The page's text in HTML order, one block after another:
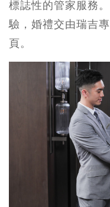
標誌性的管家服務
驗，婚禮交由瑞吉
頁。